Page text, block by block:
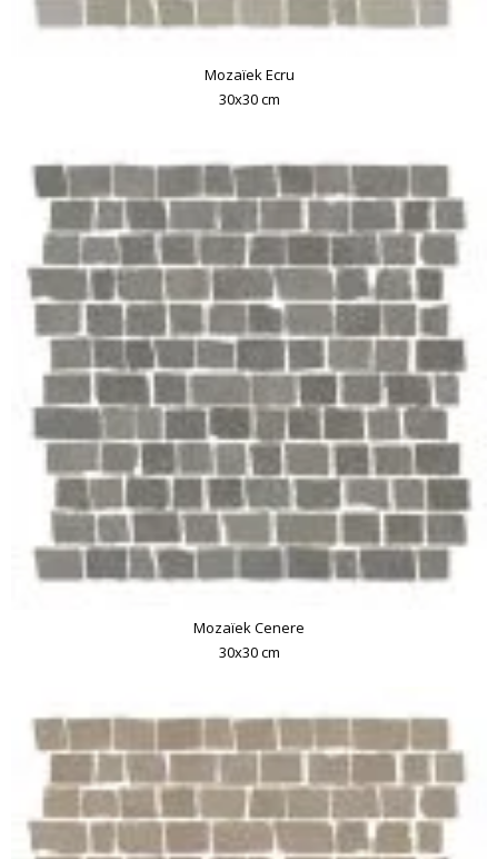
Mozaïek Ecru
30x30 cm
Mozaïek Cenere
30x30 cm